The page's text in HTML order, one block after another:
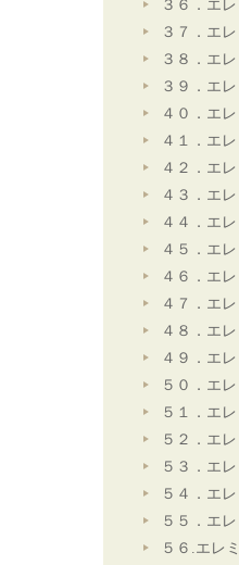
３６．エ
３７．エ
３８．エ
３９．エ
４０．エ
４１．エ
４２．エ
４３．エ
４４．エ
４５．エ
４６．エ
４７．エ
４８．エ
４９．エ
５０．エ
５１．エ
５２．エ
５３．エ
５４．エ
５５．エ
５６.エレ